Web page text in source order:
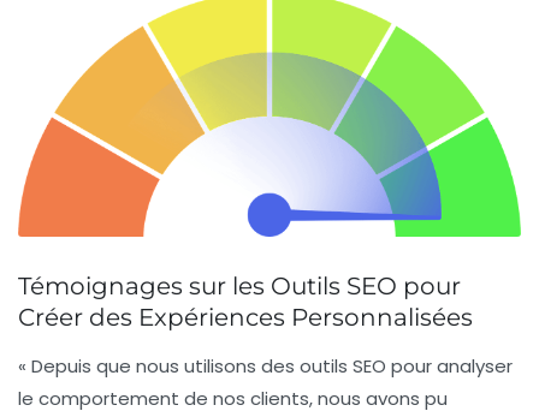
Témoignages sur les Outils SEO pour
Créer des Expériences Personnalisées
« Depuis que nous utilisons des outils SEO pour analyser
le comportement de nos clients, nous avons pu